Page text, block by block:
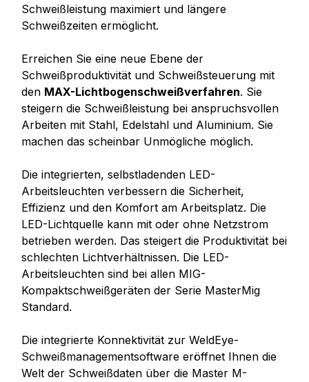
Schweißleistung maximiert und längere
Schweißzeiten ermöglicht.
Erreichen Sie eine neue Ebene der
Schweißproduktivität und Schweißsteuerung mit
den MAX-Lichtbogenschweißverfahren. Sie
steigern die Schweißleistung bei anspruchsvollen
Arbeiten mit Stahl, Edelstahl und Aluminium. Sie
machen das scheinbar Unmögliche möglich.
Die integrierten, selbstladenden LED-
Arbeitsleuchten verbessern die Sicherheit,
Effizienz und den Komfort am Arbeitsplatz. Die
LED-Lichtquelle kann mit oder ohne Netzstrom
betrieben werden. Das steigert die Produktivität bei
schlechten Lichtverhältnissen. Die LED-
Arbeitsleuchten sind bei allen MIG-
Kompaktschweißgeräten der Serie MasterMig
Standard.
Die integrierte Konnektivität zur WeldEye-
Schweißmanagementsoftware eröffnet Ihnen die
Welt der Schweißdaten über die Master M-